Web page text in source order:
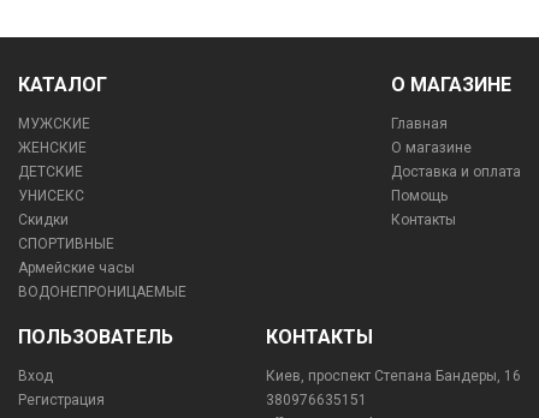
КАТАЛОГ
МУЖСКИЕ
ЖЕНСКИЕ
ДЕТСКИЕ
УНИСЕКС
Скидки
СПОРТИВНЫЕ
Армейские часы
ВОДОНЕПРОНИЦАЕМЫЕ
О МАГАЗИНЕ
Главная
О магазине
Доставка и оплата
Помощь
Контакты
ПОЛЬЗОВАТЕЛЬ
Вход
Регистрация
КОНТАКТЫ
Киев, проспект Степана Бандеры, 16
380976635151